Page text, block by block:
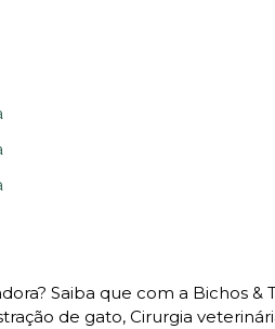
Saiba que com a Bichos &
de gato, Cirurgia